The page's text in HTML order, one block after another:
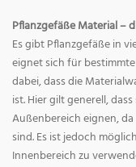
Pflanzgefäße Material –
Es gibt Pflanzgefäße in
eignet sich für
dabei, dass die
ist. Hier gilt generell,
Außenbereich eignen,
sind. Es ist jedoch
Innenbereich zu